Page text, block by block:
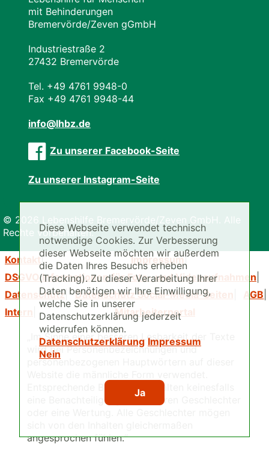
mit Behinderungen
Bremervörde/Zeven gGmbH
Industriestraße 2
27432 Bremervörde
Tel. +49 4761 9948-0
Fax +49 4761 9948-44
info@lhbz.de
Zu unserer Facebook-Seite
Zu unserer Instagram-Seite
© 2026 Lebenshilfe Bremervörde/Zeven GmbH. Alle
Rechte vorbehalten.
Kontakt
Impressum
DSGVO Informationen für Foto- und Videoaufnahmen
Datenschutz
Datenschutz Social-Media-Seiten
AGB
Intern
Mitarbeiterportal
„Im Sinne einer besseren Lesbarkeit der Texte
wird bei Personenbezeichnungen und
personenbezogenen Hauptwörtern auf dieser
Entsprechende Begriffe beinhalten keinesfalls
eine Benachteiligung der anderen Geschlechter
angesprochen fühlen.“
Diese Webseite verwendet technisch
notwendige Cookies. Zur Verbesserung
dieser Webseite möchten wir außerdem
die Daten Ihres Besuchs erheben
(Tracking). Zu dieser Verarbeitung Ihrer
Daten benötigen wir Ihre Einwilligung,
welche Sie in unserer
Datenschutzerklärung jederzeit
widerrufen können.
Datenschutzerklärung Impressum
Nein
Ja